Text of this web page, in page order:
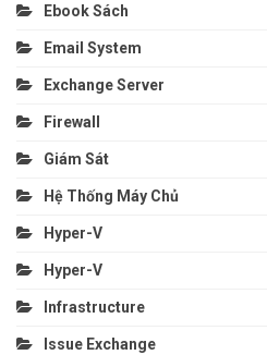
Ebook Sách
Email System
Exchange Server
Firewall
Giám Sát
Hệ Thống Máy Chủ
Hyper-V
Hyper-V
Infrastructure
Issue Exchange